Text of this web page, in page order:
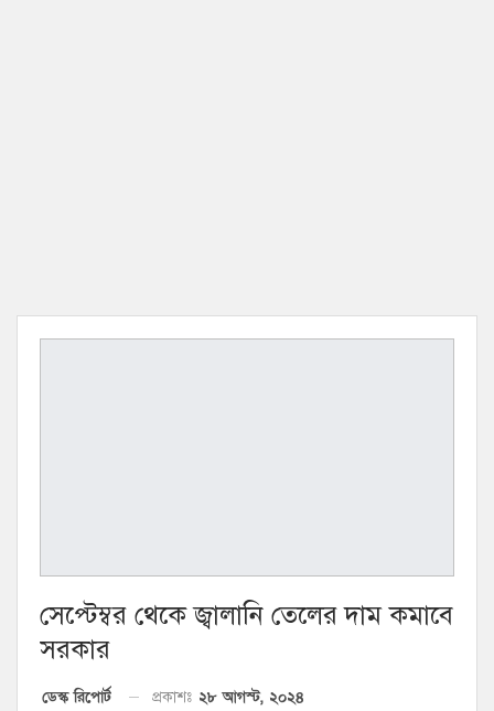
সেপ্টেম্বর থেকে জ্বালানি তেলের দাম কমাবে
সরকার
ডেস্ক রিপোর্ট প্রকাশঃ ২৮ আগস্ট, ২০২৪